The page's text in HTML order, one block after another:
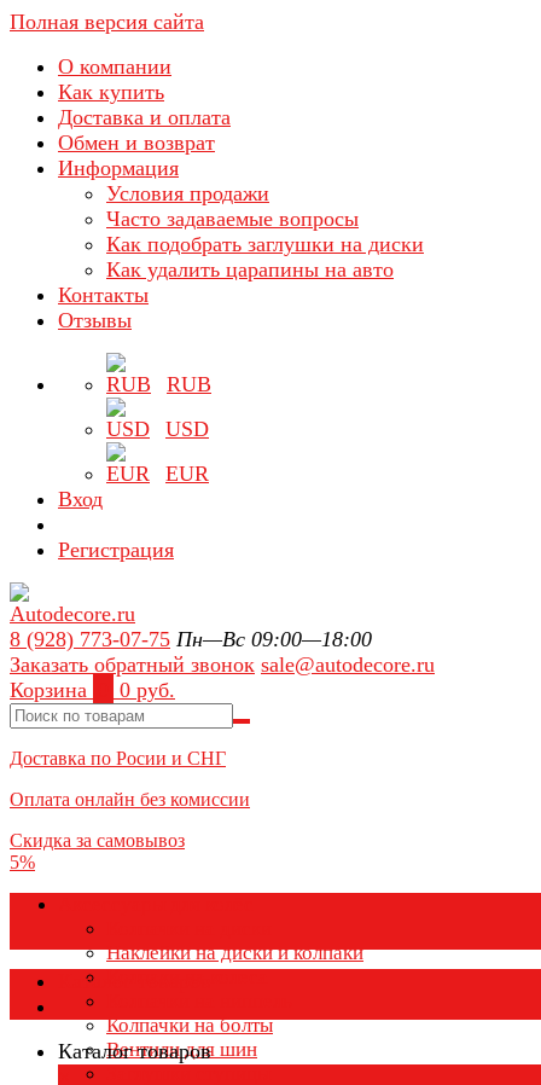
Полная версия сайта
О компании
Как купить
Доставка и оплата
Обмен и возврат
Информация
Условия продажи
Часто задаваемые вопросы
Как подобрать заглушки на диски
Как удалить царапины на авто
Контакты
Отзывы
RUB
USD
EUR
Вход
Регистрация
8 (928) 773-07-75 Пн—Вс 09:00—18:00
Заказать обратный звонок sale@autodecore.ru
Корзина
0 руб.
Доставка по Росии и СНГ
Оплата онлайн без комиссии
Скидка за самовывоз
5%
Наклейки на диски и колпаки
Колпаки на колеса
Колпачки на болты
Вентили для шин
Каталог товаров
Каталог товаров